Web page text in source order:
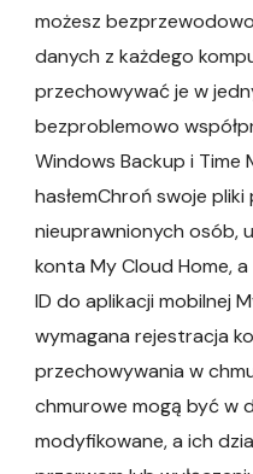
możesz
danych z każdego
przechowywać je w
bezproblemowo
Windows Backup i Time
hasłemChroń swoje
nieuprawnionych osób,
konta My Cloud Home,
ID do aplikacji mobilnej
wymagana rejestracja
przechowywania w
chmurowe mogą być w
modyfikowane, a ich